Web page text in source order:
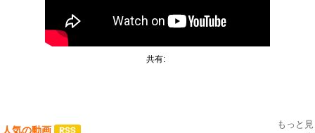
共有:
人気の動画
もっと見